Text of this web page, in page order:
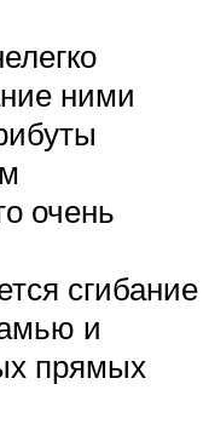
ними
очень
сгибание
и
прямых